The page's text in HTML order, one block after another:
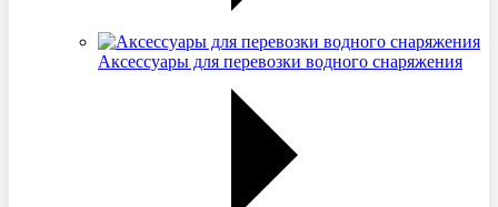
Аксессуары для перевозки водного снаряжения